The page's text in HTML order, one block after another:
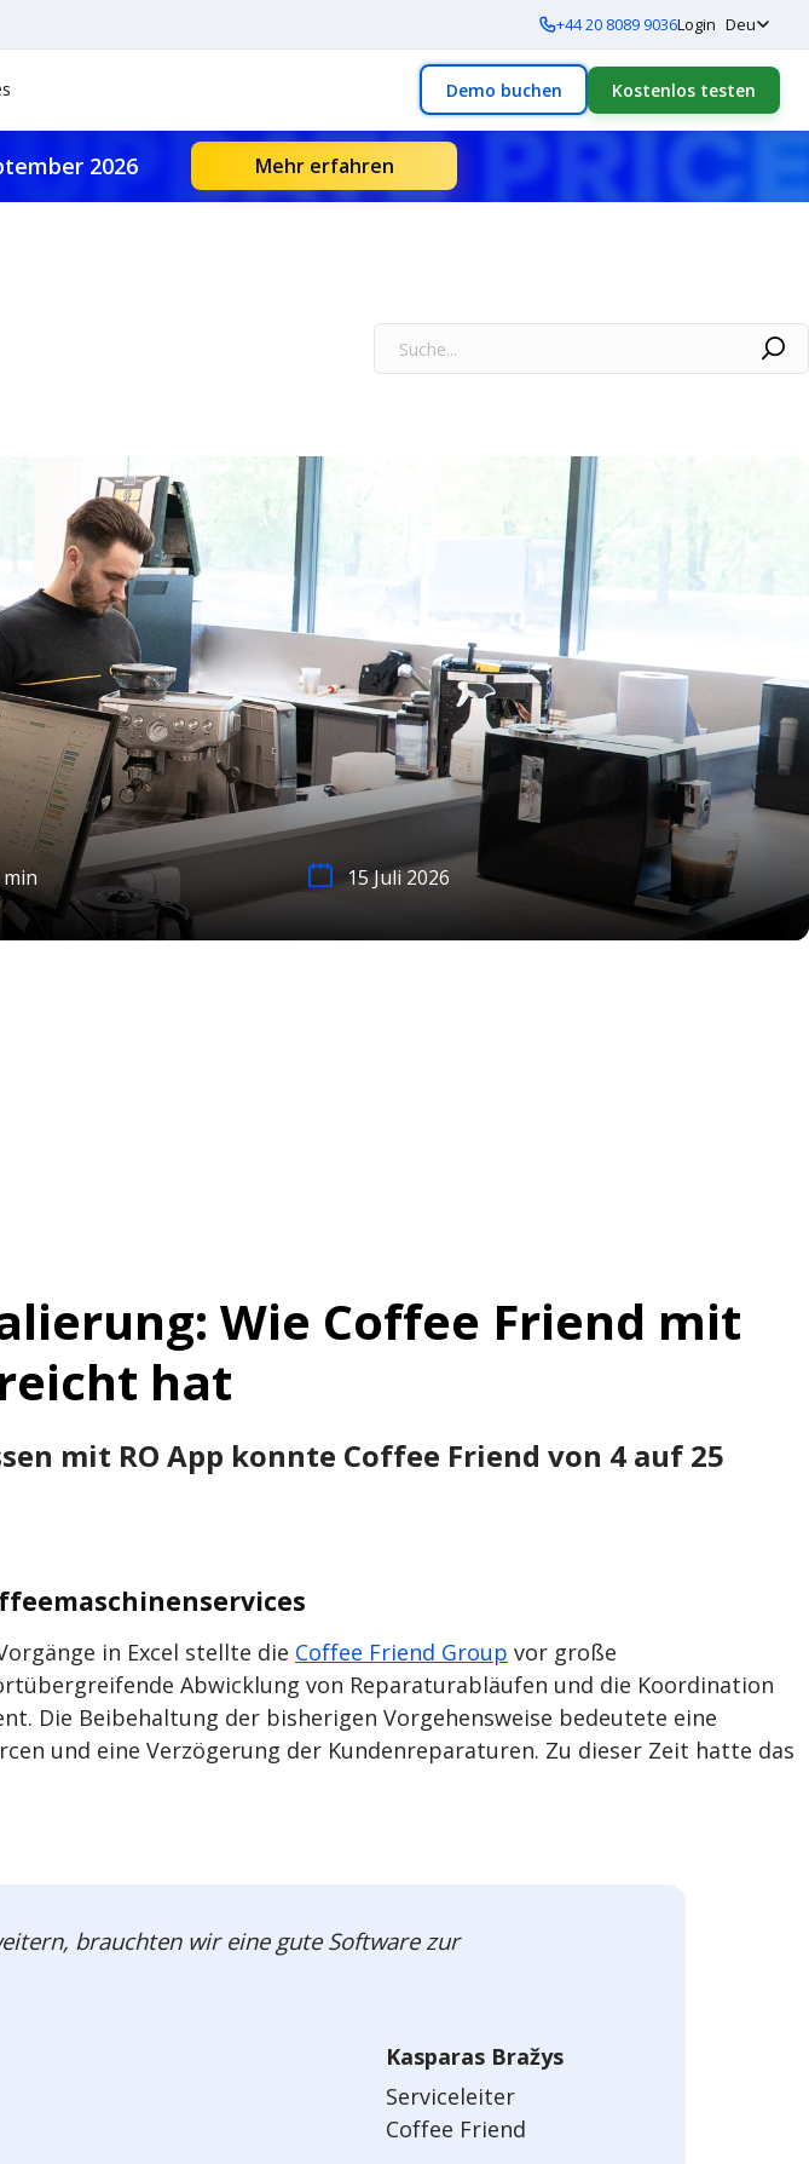
+44 20 8089 9036Login Deu
Demo buchen Kostenlos testen
2026 Mehr erfahren
15 Juli 2026
Wie Coffee Friend mit
hat
mit RO App konnte Coffee Friend von 4 auf 25
in Excel stellte die Coffee Friend Group vor große
Abwicklung von Reparaturabläufen und die Koordination
Die Beibehaltung der bisherigen Vorgehensweise bedeutete eine
und eine Verzögerung der Kundenreparaturen. Zu dieser Zeit hatte das
brauchten wir eine gute Software zur
Kasparas Bražys
Serviceleiter
Coffee Friend